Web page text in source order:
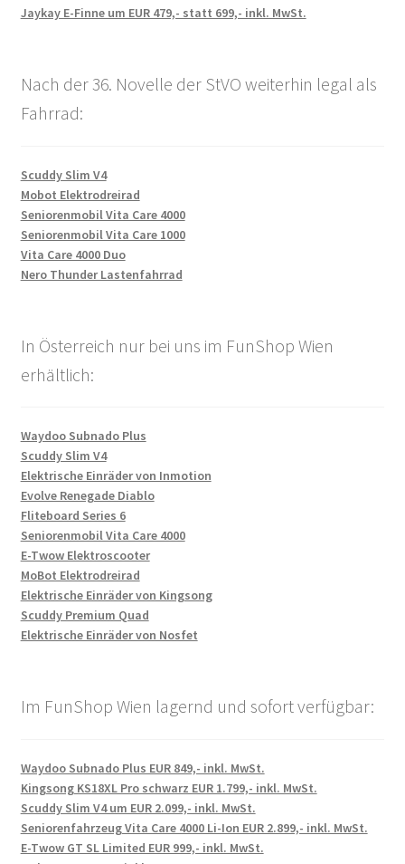
Jaykay E-Finne um EUR 479,- statt 699,- inkl. MwSt.
Nach der 36. Novelle der StVO weiterhin legal als
Fahrrad:
Scuddy Slim V4
Mobot Elektrodreirad
Seniorenmobil Vita Care 4000
Seniorenmobil Vita Care 1000
Vita Care 4000 Duo
Nero Thunder Lastenfahrrad
In Österreich nur bei uns im FunShop Wien
erhältlich:
Waydoo Subnado Plus
Scuddy Slim V4
Elektrische Einräder von Inmotion
Evolve Renegade Diablo
Fliteboard Series 6
Seniorenmobil Vita Care 4000
E-Twow Elektroscooter
MoBot Elektrodreirad
Elektrische Einräder von Kingsong
Scuddy Premium Quad
Elektrische Einräder von Nosfet
Im FunShop Wien lagernd und sofort verfügbar:
Waydoo Subnado Plus EUR 849,- inkl. MwSt.
Kingsong KS18XL Pro schwarz EUR 1.799,- inkl. MwSt.
Scuddy Slim V4 um EUR 2.099,- inkl. MwSt.
Seniorenfahrzeug Vita Care 4000 Li-Ion EUR 2.899,- inkl. MwSt.
E-Twow GT SL Limited EUR 999,- inkl. MwSt.